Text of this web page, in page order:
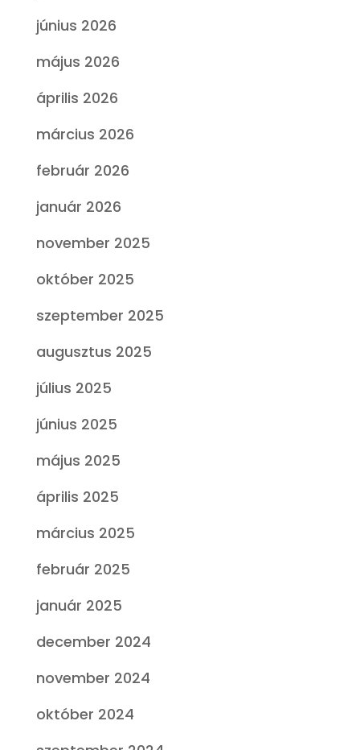
június 2026
május 2026
április 2026
március 2026
február 2026
január 2026
november 2025
október 2025
szeptember 2025
augusztus 2025
július 2025
június 2025
május 2025
április 2025
március 2025
február 2025
január 2025
december 2024
november 2024
október 2024